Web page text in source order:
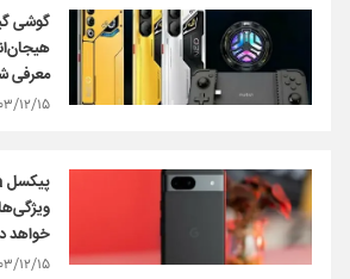
گوشی
معرفی
۱۴۰۳/
خواهد
۱۴۰۳/